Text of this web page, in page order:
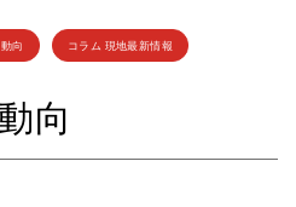
向 コラム 現地最新情報
向